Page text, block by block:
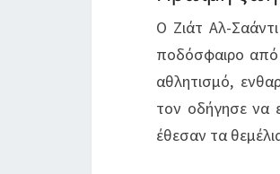
Ο Ζιάτ Αλ-
ποδόσφαιρο από
αθλητισμό,
τον οδήγησε να
έθεσαν τα